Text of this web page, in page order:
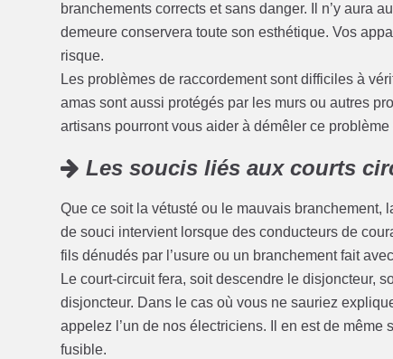
branchements corrects et sans danger. Il n’y aura
demeure conservera toute son esthétique. Vos
risque.
Les problèmes de raccordement sont difficiles à
amas sont aussi protégés par les murs ou autres
artisans pourront vous aider à démêler ce
Les soucis liés aux courts
Que ce soit la vétusté ou le mauvais branchement,
de souci intervient lorsque des conducteurs de
fils dénudés par l’usure ou un branchement fait
Le court-circuit fera, soit descendre le disjoncteur,
disjoncteur. Dans le cas où vous ne sauriez
appelez l’un de nos électriciens. Il en est de même
fusible.